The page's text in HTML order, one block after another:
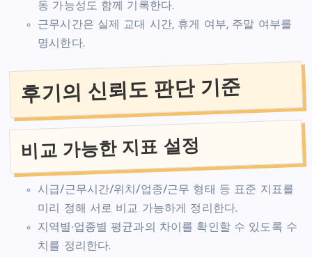
동 가능성도 함께 기록한다.
근무시간은 실제 교대 시간, 휴게 여부, 주말 여부를
명시한다.
후기의 신뢰도 판단 기준
비교 가능한 지표 설정
시급/근무시간/위치/업종/근무 형태 등 표준 지표를
미리 정해 서로 비교 가능하게 정리한다.
지역별·업종별 평균과의 차이를 확인할 수 있도록 수
치를 정리한다.